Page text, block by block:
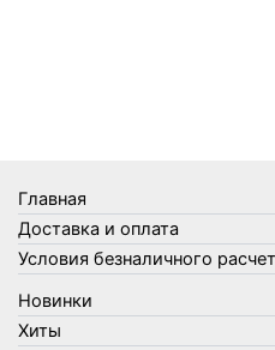
Товары для кухни
Товары для сада и
Товары для туризма и
Упаковка
Утеплители и прочее
Главная
Доставка и оплата
Условия безналичного
Новинки
Хиты